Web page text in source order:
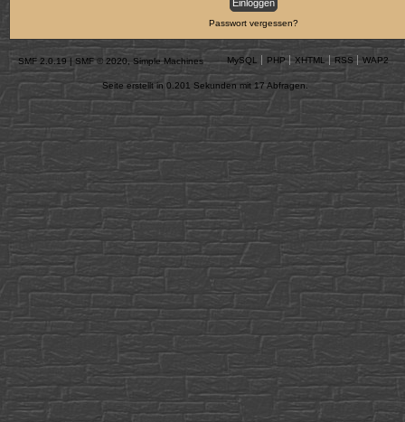
Passwort vergessen?
SMF 2.0.19 | SMF © 2020 ,Simple Machines MySQL PHP XHTML RSS WAP2
Seite erstellt in 0.201 Sekunden mit 17 Abfragen.